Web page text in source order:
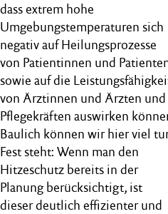
dass extrem hohe
Umgebungstemperaturen sich
negativ auf Heilungsprozesse
von Patientinnen und
sowie auf die
von Ärztinnen und Ärzten und
Pflegekräften auswirken
Baulich können wir hier viel
Fest steht: Wenn man den
Hitzeschutz bereits in der
Planung berücksichtigt, ist
dieser deutlich effizienter und